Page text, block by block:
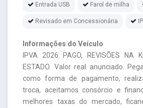
Entrada USB Farol de milha
Revisado em Concessionária
Informações do Veículo
IPVA 2026 PAGO, REVISÕES NA
ESTADO. Valor real anunciado.
como forma de pagamento,
troca, aceitamos consórcio e
melhores taxas do mercado,